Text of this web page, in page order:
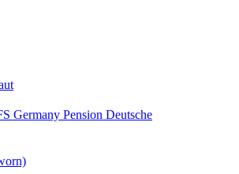
Pension Deutsche